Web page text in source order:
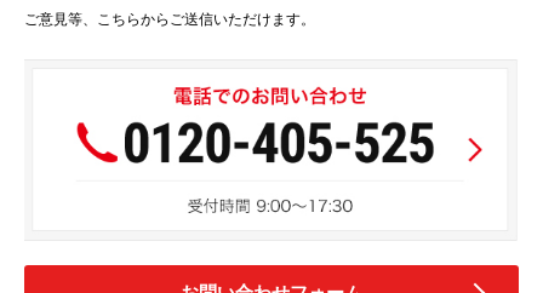
ご意見等、こちらからご送信いただけます。